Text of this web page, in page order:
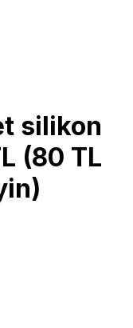
silikon
(80 TL